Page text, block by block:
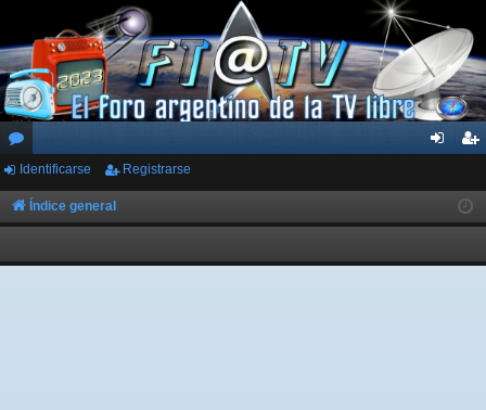
or
os
ar
ist
rs
Identificarse Registrarse
Índice general